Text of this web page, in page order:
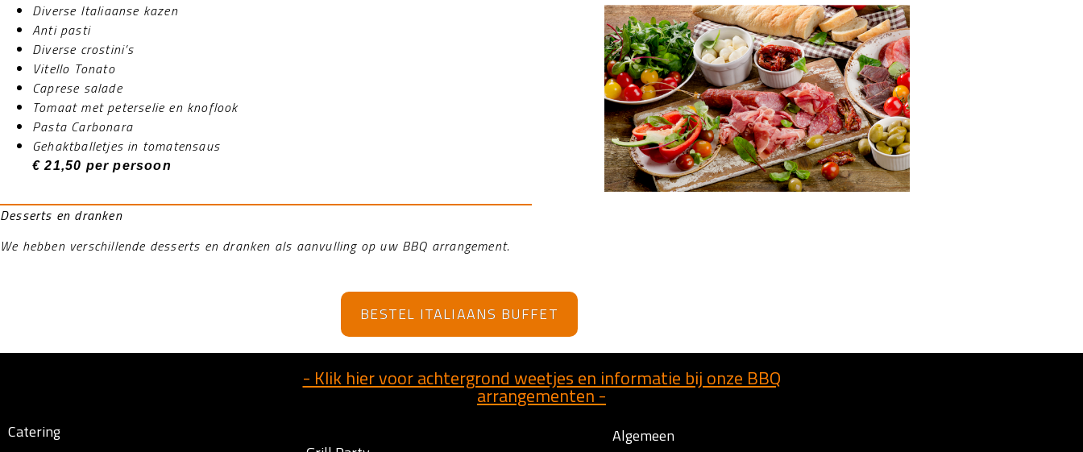
Diverse Italiaanse kazen
Anti pasti
Diverse crostini’s
Vitello Tonato
Caprese salade
Tomaat met peterselie en knoflook
Pasta Carbonara
Gehaktballetjes in tomatensaus
€ 21,50 per persoon
Desserts en dranken
We hebben verschillende desserts en dranken als aanvulling op uw BBQ arrangement.
BESTEL ITALIAANS BUFFET
- Klik hier voor achtergrond weetjes en informatie bij onze BBQ
arrangementen -
Catering
Algemeen